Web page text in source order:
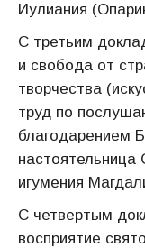
Иулиания
С третьим
и свобода от
творчества
труд по
благодарением
настоятельница
игумения
С четвертым
восприятие